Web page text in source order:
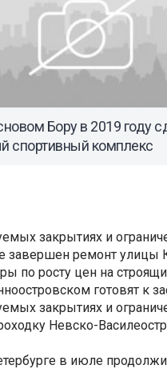
Бору в 2019 году
спортивный комплекс
закрытиях и
завершен ремонт улицы
по росту цен на
готовят к
закрытиях и
Невско-
в июле